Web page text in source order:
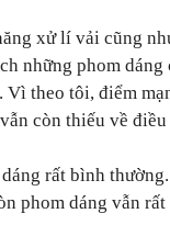
xử lí vải cũng
những phom dáng
theo tôi, điểm
còn thiếu về điều
rất bình
phom dáng vẫn rất